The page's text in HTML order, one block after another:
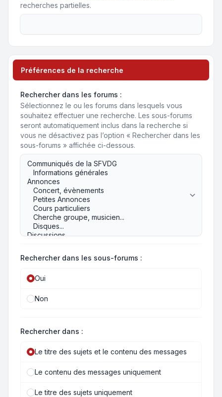
recherches partielles.
Préférences de la recherche
Rechercher dans les forums :
Sélectionnez le ou les forums dans lesquels vous
souhaitez effectuer une recherche. Les sous-forums
seront automatiquement inclus dans la recherche si
vous ne désactivez pas l’option « Rechercher dans les
sous-forums » affichée ci-dessous.
Rechercher dans les sous-forums :
Oui
Non
Rechercher dans :
Le titre des sujets et le contenu des messages
Le contenu des messages uniquement
Le titre des sujets uniquement